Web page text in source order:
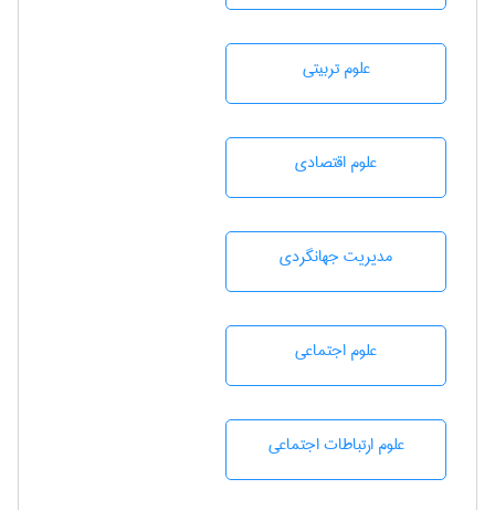
علوم تربيتی
علوم اقتصادی
مديريت جهانگردی
علوم اجتماعی
علوم ارتباطات اجتماعی